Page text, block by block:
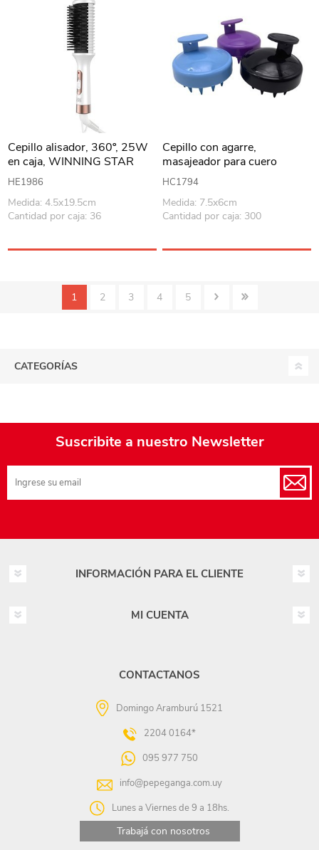
Cepillo alisador, 360º, 25W
en caja, WINNING STAR
HE1986
Medida: 4.5x19.5cm
Cantidad por caja: 36
Cepillo con agarre,
masajeador para cuero
cabelludo, de silicona varios
colores
HC1794
Medida: 7.5x6cm
Cantidad por caja: 300
1 2 3 4 5
CATEGORÍAS
Suscribite a nuestro Newsletter
INFORMACIÓN PARA EL CLIENTE
MI CUENTA
CONTACTANOS
Domingo Aramburú 1521
2204 0164*
095 977 750
info@pepeganga.com.uy
Lunes a Viernes de 9 a 18hs.
Trabajá con nosotros